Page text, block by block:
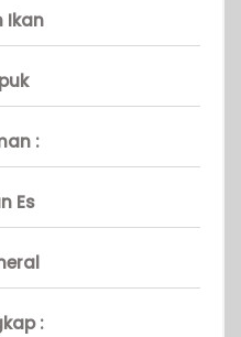
Ikan
:
Es
: